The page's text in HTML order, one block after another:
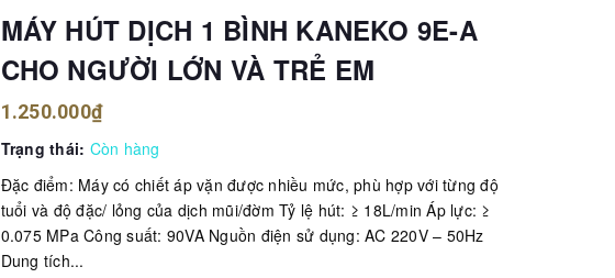
MÁY HÚT DỊCH 1 BÌNH KANEKO 9E-A
CHO NGƯỜI LỚN VÀ TRẺ EM
1.250.000₫
Trạng thái: Còn hàng
Đặc điểm: Máy có chiết áp vặn được nhiều mức, phù hợp với từng độ
tuổi và độ đặc/ lỏng của dịch mũi/đờm Tỷ lệ hút: ≥ 18L/min Áp lực: ≥
0.075 MPa Công suất: 90VA Nguồn điện sử dụng: AC 220V – 50Hz
Dung tích...